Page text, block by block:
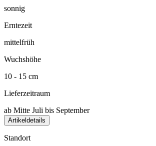
sonnig
Erntezeit
mittelfrüh
Wuchshöhe
10 - 15 cm
Lieferzeitraum
ab Mitte Juli bis September
Artikeldetails
Standort